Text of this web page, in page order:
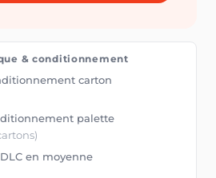
& conditionnement
carton
palette
DLC en moyenne